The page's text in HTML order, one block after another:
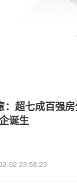
：超七成百强
诞生
02 23:58:23